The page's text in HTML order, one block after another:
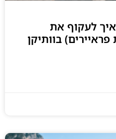
לעקוף את
בוותיקן